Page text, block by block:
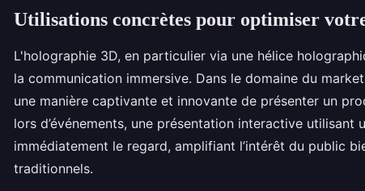
Utilisations concrètes pour optimiser votre
L'holographie 3D, en particulier via une hélice
la communication immersive. Dans le domaine du
une manière captivante et innovante de présenter un
lors d’événements, une présentation interactive
immédiatement le regard, amplifiant l’intérêt du public
traditionnels.